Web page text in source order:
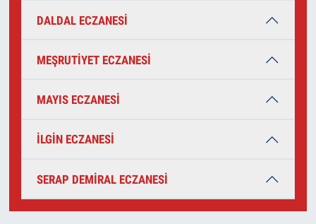
DALDAL ECZANESİ
MEŞRUTİYET ECZANESİ
MAYIS ECZANESİ
İLGİN ECZANESİ
SERAP DEMİRAL ECZANESİ